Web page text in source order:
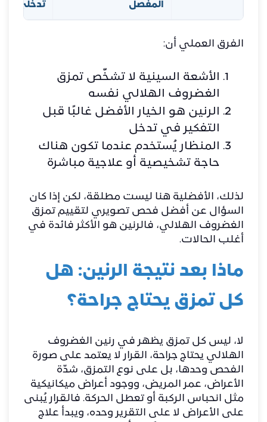
المفصل
تدخلي
الفرق العملي أن:
الأشعة السينية لا تشخّص تمزق
الغضروف الهلالي نفسه
الرنين هو الخيار الأفضل غالبًا قبل
التفكير في تدخل
المنظار يُستخدم عندما تكون هناك
حاجة تشخيصية أو علاجية مباشرة
لذلك، الأفضلية هنا ليست مطلقة، لكن إذا كان
السؤال عن أفضل فحص تصويري لتقييم تمزق
الغضروف الهلالي، فالرنين هو الأكثر فائدة في
أغلب الحالات.
ماذا بعد نتيجة الرنين: هل
كل تمزق يحتاج جراحة؟
لا، ليس كل تمزق يظهر في رنين الغضروف
الهلالي يحتاج جراحة، القرار لا يعتمد على صورة
الفحص وحدها، بل على نوع التمزق، شدّة
الأعراض، عمر المريض، ووجود أعراض ميكانيكية
مثل انحباس الركبة أو تعطل الحركة. فالقرار يُبنى
على الأعراض لا على التقرير وحده، ويبدأ علاج